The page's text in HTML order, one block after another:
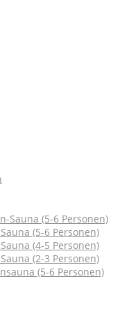
Sauna (5-6 Personen)
(5-6 Personen)
(4-5 Personen)
(2-3 Personen)
(5-6 Personen)